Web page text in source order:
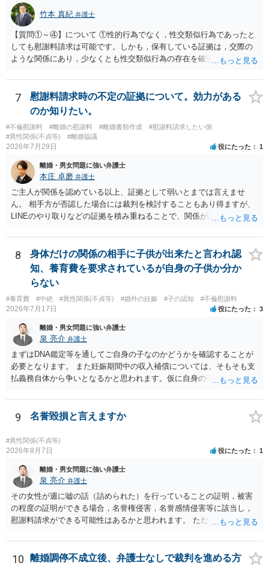
竹本 真紀 弁護士
【質問①～④】について ①性的行為でなく，性交類似行為であったと
しても慰謝料請求は可能です。しかも，保有している証拠は，交際の
ような関係にあり，少なくとも性交類似行為の存在を確実に証明でき
ことを窺わせるものです。）。ですから，慰謝料請求を進めることで
よいと思います。 ただ．慰謝料額については，婚姻破綻に至っていな
いとして，この点を考慮されることになるかもしれません。 ②夫との
今後のことを考えて書いてもらうか否かを検討するのがよいと思いま
す。今ある証拠以上のことを証明（証明力を強めることも含む）でき
るのであれば，前向きに検討を進めるという考え方でもよいでしょ
値と夫との関係との均衡のように思います。 ③行政書士に委任をして
いるのであれば，どのような内容の委任なのか不明ですが，その行政
書士との協議になると思います。請求するか，訴訟にするか，その点
の見極めや，相手方は性交類似行為は認めているのか，それさえも否
定しているのかによって，考え方・進め方は変わってくると思いま
あれば，本人（行政書士でも同じだと思います。）への対応ではあま
り変わらないように思います。減額で折り合えるなら本人様の交渉で
もよいように思いますが，ゼロかどうかの観点であれば，訴訟に進む
しかなくなるようにも思います。そうしますと，お近くの弁護士に相
談して進めることを検討した方がよいようにも思います。
7
慰謝料請求時の不定の証拠について。効力がある
のか知りたい。
#不倫慰謝料 #離婚の慰謝料 #離婚書類作成
#慰謝料請求したい側
#異性関係(不貞等)
#離婚協議
2026年7月29日 役にたった 1
離婚・男女問題に強い弁護士
本庄 卓磨 弁護士
ご主人が関係を認めている以上、証拠として弱いとまでは言えませ
ん。 相手方が否認した場合には裁判を検討することもあり得ますが、
LINEのやり取りなどの証拠を積み重ねることで、関係が認定される余
個別の事情によりますので、お早めに弁護士に相談されることをおす
すめします。
8
身体だけの関係の相手に子供が出来たと言われ認
知、養育費を要求されているが自身の子供か分か
らない
#養育費 #中絶 #異性関係(不貞等) #婚外の妊娠 #子の認知 #不倫慰謝料
2026年7月17日 役にたった 3
離婚・男女問題に強い弁護士
泉 亮介 弁護士
まずはDNA鑑定等を通してご自身の子なのかどうかを確認することが
必要となります。 また妊娠期間中の収入補償については、そもそも支
払義務自体から争いとなるかと思われます。仮に自身の子であったと
相手に弁護士がついているということであれば、依頼をするかしない
かは別として一度ご自身も個別に弁護士に相談をされたほうが良いで
9 名誉毀損と言えますか
#異性関係(不貞等)
2026年8月7日 役にたった 1
離婚・男女問題に強い弁護士
泉 亮介 弁護士
その女性が週に嘘の話（詰められた）を行っていることの証明，被害
の程度の証明ができる場合，名誉権侵害，名誉感情侵害等に該当し，
慰謝料請求ができる可能性はあるかと思われます。 ただ弁護士費用を
た方が良いでしょう。
10
離婚調停不成立後、弁護士なしで裁判を進める方